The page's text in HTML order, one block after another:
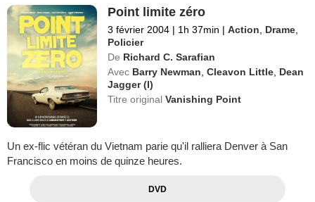
Point limite zéro
3 février 2004 | 1h 37min | Action Drame
Policier
De Richard C. Sarafian
Avec Barry Newman ,Cleavon Little Dean
Jagger (I)
Titre originalVanishing Point
Un ex-flic vétéran du Vietnam parie qu'il ralliera Denver à San
Francisco en moins de quinze heures.
DVD